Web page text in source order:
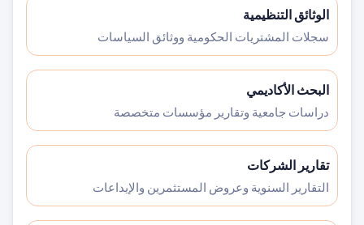
الوثائق التنظيمية
سجلات المشتريات الحكومية ووثائق السياسات
البحث الأكاديمي
دراسات جامعية وتقارير مؤسسات متخصصة
تقارير الشركات
التقارير السنوية وعروض المستثمرين والإيداعات